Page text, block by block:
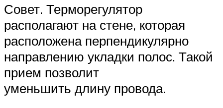
Совет. Терморегулятор
располагают на стене, которая
расположена перпендикулярно
направлению укладки полос. Такой
прием позволит
уменьшить длину провода.